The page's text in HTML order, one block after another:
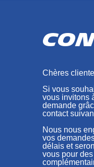
Chères
Si vous
vous invitons
demande
contact
Nous nous
vos
délais et
vous pour